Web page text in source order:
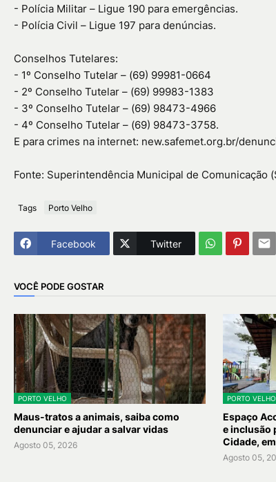
- Polícia Militar – Ligue 190 para emergências.
- Polícia Civil – Ligue 197 para denúncias.
Conselhos Tutelares:
- 1º Conselho Tutelar – (69) 99981-0664
- 2º Conselho Tutelar – (69) 99983-1383
- 3º Conselho Tutelar – (69) 98473-4966
- 4º Conselho Tutelar – (69) 98473-3758.
E para crimes na internet: new.safemet.org.br/
Fonte: Superintendência Municipal de Comunicação
Tags Porto Velho
Facebook Twitter
VOCÊ PODE GOSTAR
PORTO VELHO
Maus-tratos a animais, saiba como
denunciar e ajudar a salvar vidas
Agosto 05, 2026
PORTO VELHO
Espaço
e inclusão
Cidade,
Agosto 05,